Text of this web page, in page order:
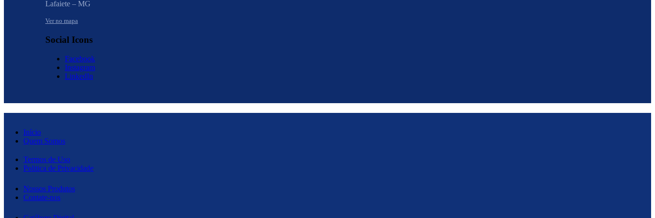
Lafaiete – MG
Ver no mapa
Social Icons
Facebook
Instagram
LinkedIn
Início
Quem Somos
Termos de Uso
Politica de Privacidade
Nossos Produtos
Contate-nos